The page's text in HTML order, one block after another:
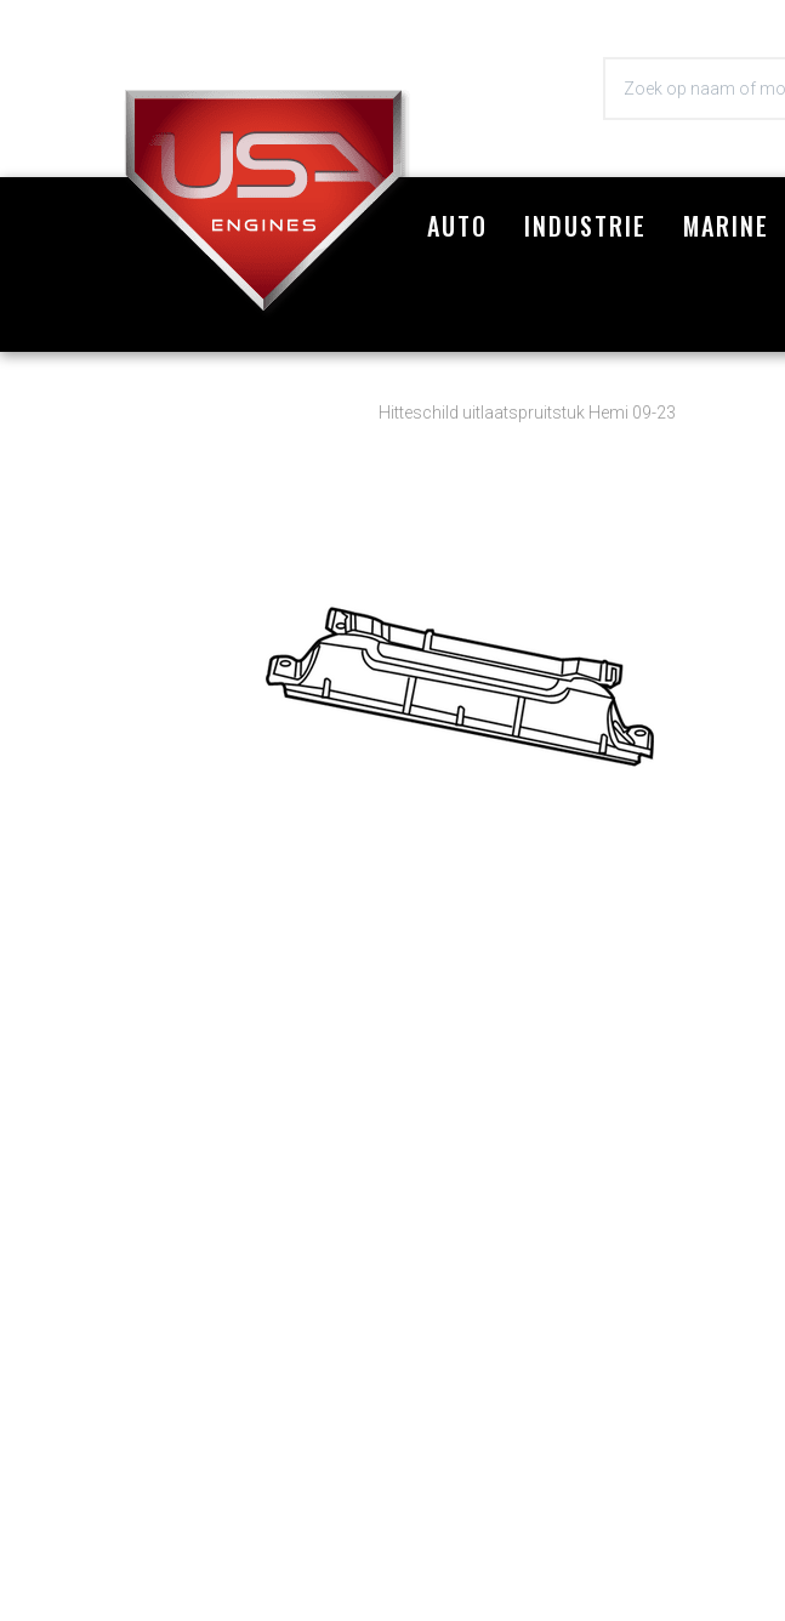
AUTO INDUSTRIE MARINE
Hitteschild uitlaatspruitstuk Hemi 09-23